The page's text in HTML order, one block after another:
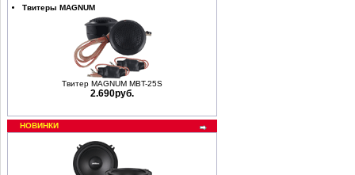
Твитеры MAGNUM
Твитер MAGNUM MBT-25S
2.690руб.
НОВИНКИ